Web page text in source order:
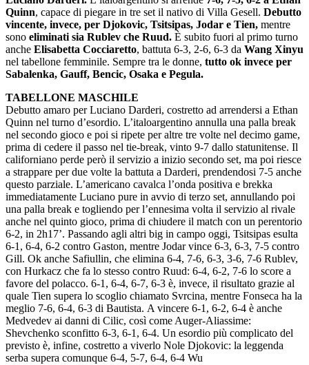
Quinn, capace di piegare in tre set il nativo di Villa Gesell. Debutto
vincente, invece, per Djokovic, Tsitsipas, Jodar e Tien, mentre
sono eliminati sia Rublev che Ruud. È subito fuori al primo turno
anche Elisabetta Cocciaretto, battuta 6-3, 2-6, 6-3 da Wang Xinyu
nel tabellone femminile. Sempre tra le donne, tutto ok invece per
Sabalenka, Gauff, Bencic, Osaka e Pegula.
TABELLONE MASCHILE
Debutto amaro per Luciano Darderi, costretto ad arrendersi a Ethan
Quinn nel turno d’esordio. L’italoargentino annulla una palla break
nel secondo gioco e poi si ripete per altre tre volte nel decimo game,
prima di cedere il passo nel tie-break, vinto 9-7 dallo statunitense. Il
californiano perde però il servizio a inizio secondo set, ma poi riesce
a strappare per due volte la battuta a Darderi, prendendosi 7-5 anche
questo parziale. L’americano cavalca l’onda positiva e brekka
immediatamente Luciano pure in avvio di terzo set, annullando poi
una palla break e togliendo per l’ennesima volta il servizio al rivale
anche nel quinto gioco, prima di chiudere il match con un perentorio
6-2, in 2h17’. Passando agli altri big in campo oggi, Tsitsipas esulta
6-1, 6-4, 6-2 contro Gaston, mentre Jodar vince 6-3, 6-3, 7-5 contro
Gill. Ok anche Safiullin, che elimina 6-4, 7-6, 6-3, 3-6, 7-6 Rublev,
con Hurkacz che fa lo stesso contro Ruud: 6-4, 6-2, 7-6 lo score a
favore del polacco. 6-1, 6-4, 6-7, 6-3 è, invece, il risultato grazie al
quale Tien supera lo scoglio chiamato Svrcina, mentre Fonseca ha la
meglio 7-6, 6-4, 6-3 di Bautista. A vincere 6-1, 6-2, 6-4 è anche
Medvedev ai danni di Cilic, così come Auger-Aliassime:
Shevchenko sconfitto 6-3, 6-1, 6-4. Un esordio più complicato del
previsto è, infine, costretto a viverlo Nole Djokovic: la leggenda
serba supera comunque 6-4, 5-7, 6-4, 6-4 Wu